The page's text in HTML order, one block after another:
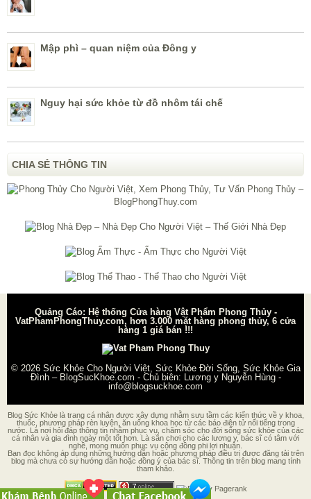
Mập phì – quan niệm của Đông y
Nguy hại sức khỏe từ đồ nhôm tái chế
CHIA SẺ THÔNG TIN
Quảng Cáo: Hệ thống Cửa hàng Vật Phẩm Phong Thủy -
VatPhamPhongThuy.com, hơn 3.000 mặt hàng phong thủy, 6 cửa
hàng 1 giá bán !!!
© 2026 Sức Khỏe Cho Người Việt, Sức Khỏe Đời Sống, Sức Khỏe Gia
Đình – BlogSucKhoe.com - Chủ biên: Lương y Nguyễn Hùng-
info@blogsuckhoe.com
Blog Sức Khỏe là trang cá nhân được xây dựng nhằm sưu tầm các kiến thức về y khoa,
thuốc, phương pháp rèn luyện, ăn uống khoa học từ các báo điện tử nổi tiếng trong
nước. Là nơi hỏi đáp thông tin nhằm phục vụ, chăm sóc cho đời sống sức khỏe của các
cá nhân và gia đình ngày một tốt hơn. Là sân chơi cho các lương y, bác sĩ có tâm với
nghề, mong muốn phục vụ cộng đồng phi lợi nhuận.
Bạn đọc không áp dụng những hướng dẫn hoặc phương pháp điều trị được đăng tải trên
blog mà chưa có sự hướng dẫn hoặc đồng ý của bác sĩ. Thông tin trên blog mang tính
tham khảo.